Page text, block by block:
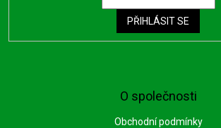
O společnosti
Obchodní podmínky
PŘIHLÁSIT SE